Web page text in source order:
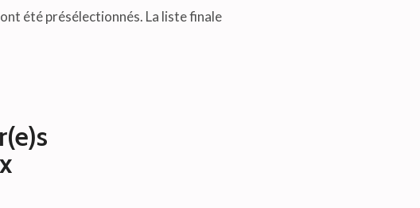
été présélectionnés. La liste finale